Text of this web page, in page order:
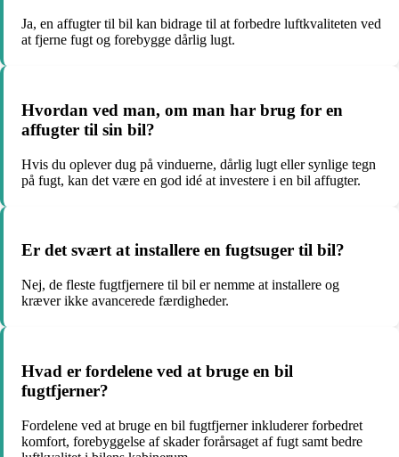
Ja, en affugter til bil kan bidrage til at forbedre luftkvaliteten ved
at fjerne fugt og forebygge dårlig lugt.
Hvordan ved man, om man har brug for en
affugter til sin bil?
Hvis du oplever dug på vinduerne, dårlig lugt eller synlige tegn
på fugt, kan det være en god idé at investere i en bil affugter.
Er det svært at installere en fugtsuger til bil?
Nej, de fleste fugtfjernere til bil er nemme at installere og
kræver ikke avancerede færdigheder.
Hvad er fordelene ved at bruge en bil
fugtfjerner?
Fordelene ved at bruge en bil fugtfjerner inkluderer forbedret
komfort, forebyggelse af skader forårsaget af fugt samt bedre